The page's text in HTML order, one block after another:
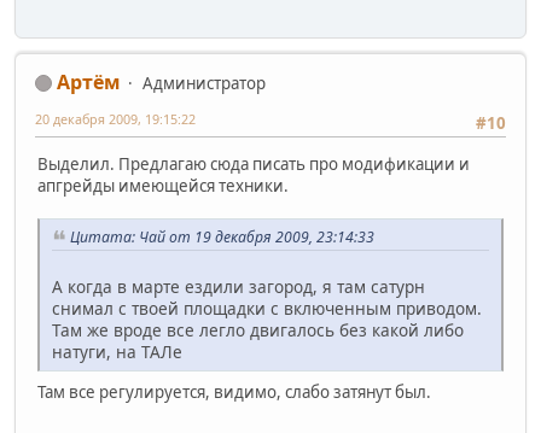
Артём
Администратор
#10
20 декабря 2009, 19:15:22
Выделил. Предлагаю сюда писать про модификации и
апгрейды имеющейся техники.
Цитата: Чай от 19 декабря 2009, 23:14:33
А когда в марте ездили загород, я там сатурн
снимал с твоей площадки с включенным приводом.
Там же вроде все легло двигалось без какой либо
натуги, на ТАЛе
Там все регулируется, видимо, слабо затянут был.